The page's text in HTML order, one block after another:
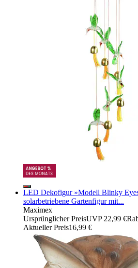
LED Dekofigur »Modell Blinky
solarbetriebene Gartenfigur mit...
Maximex
Ursprünglicher PreisUVP 22,99 €
Aktueller Preis16,99 €